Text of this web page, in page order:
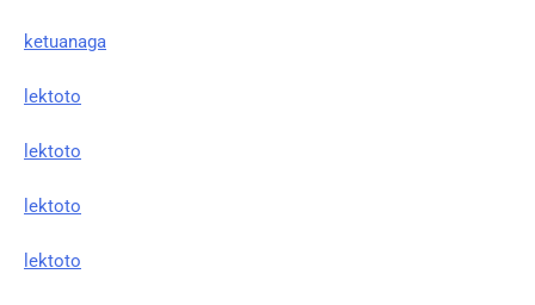
ketuanaga
lektoto
lektoto
lektoto
lektoto